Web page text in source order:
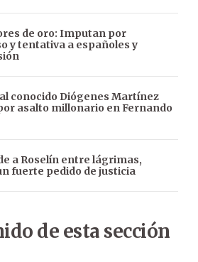
de oro: Imputan por
y tentativa a españoles y
conocido Diógenes Martínez
asalto millonario en Fernando
a Roselín entre lágrimas,
fuerte pedido de justicia
de esta sección